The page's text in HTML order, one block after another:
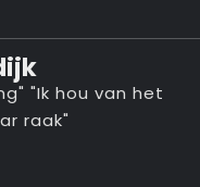
"Ik hou van het
raak"